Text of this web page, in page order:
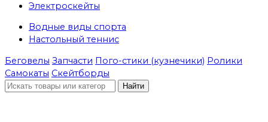
Электроскейты
Водные виды спорта
Настольный теннис
Беговелы Запчасти Пого-стики (кузнечики) Ролики
Самокаты Скейтборды
Найти